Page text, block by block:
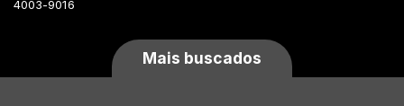
4003-9016
Mais buscados